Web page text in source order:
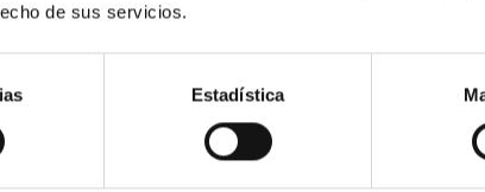
de sus servicios.
Estadística
0335: A New Long-
Variable
time-resolved spectroscopy and